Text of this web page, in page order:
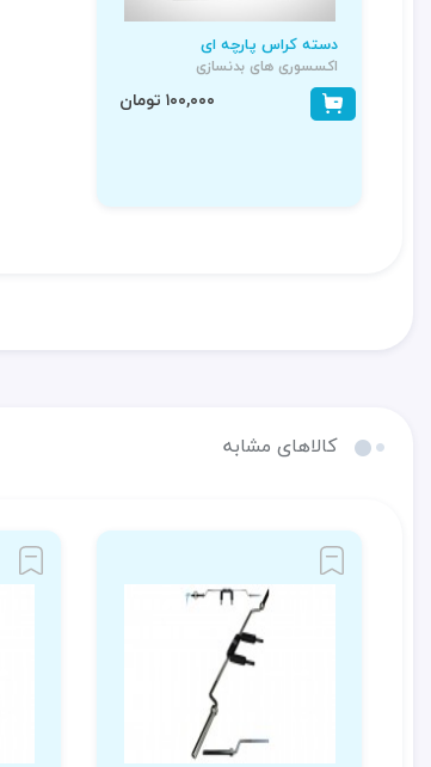
دسته کراس پارچه ای
اکسسوری های بدنسازی
۱۰۰,۰۰۰ تومان
کالاهای مشابه